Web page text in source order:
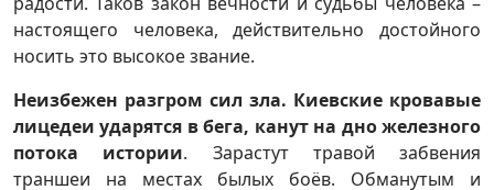
настоящего человека, действительно достойного
носить это высокое звание.
Неизбежен разгром сил зла. Киевские кровавые
лицедеи ударятся в бега, канут на дно железного
потока истории. Зарастут травой забвения
траншеи на местах былых боёв. Обманутым и